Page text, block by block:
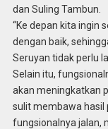
dan Suling Tambun.
“Ke depan kita ingin
dengan baik,
Seruyan tidak perlu
Selain itu,
akan meningkatkan
sulit membawa hasil
fungsionalnya jalan,